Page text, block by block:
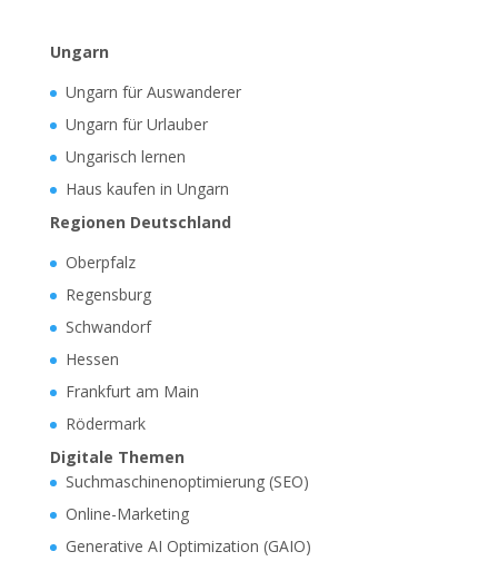
Ungarn
Ungarn für Auswanderer
Ungarn für Urlauber
Ungarisch lernen
Haus kaufen in Ungarn
Regionen Deutschland
Oberpfalz
Regensburg
Schwandorf
Hessen
Frankfurt am Main
Rödermark
Digitale Themen
Suchmaschinenoptimierung (SEO)
Online-Marketing
Generative AI Optimization (GAIO)